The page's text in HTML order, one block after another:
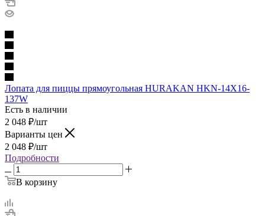
Лопата для пиццы прямоугольная HURAKAN HKN-14X16-
137W
Есть в наличии
2 048 ₽/шт
Варианты цен
2 048 ₽/шт
Подробности
В корзину